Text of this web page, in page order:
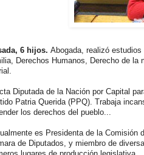
6 hijos. Abogada, realizó
Derechos Humanos, Derecho de la
Diputada de la Nación por Capital
Patria Querida (PPQ). Trabaja
los derechos del pueblo...
es Presidenta de la Comisión
de Diputados, y miembro de